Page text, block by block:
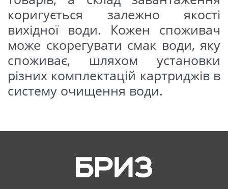
вугілля, що містить срібло, а
також префільтр з поліпропілену
(видаляє осад, зважені частинки
та механічні забруднення);
III ступінь – фільтруючою
речовиною картриджа служить
спінений поліпропілен із
(видаляє дрібні зважені частинки
V ступінь - гранульоване
активоване вугілля (постфільтр)
коригується залежно якості
вихідної води. Кожен споживач
може скорегувати смак води, яку
споживає, шляхом установки
різних комплектацій картриджів в
систему очищення води.